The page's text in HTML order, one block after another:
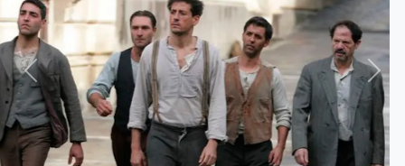
Previous Next